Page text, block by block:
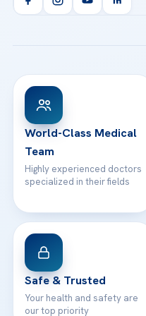
Acibadem Kartal Hospital
View All Hospitals
Health Library
Patient Rights
Contact
Email us
WhatsApp Support
World-Class Medical
Team
Highly experienced doctors
specialized in their fields
Safe & Trusted
Your health and safety are
our top priority